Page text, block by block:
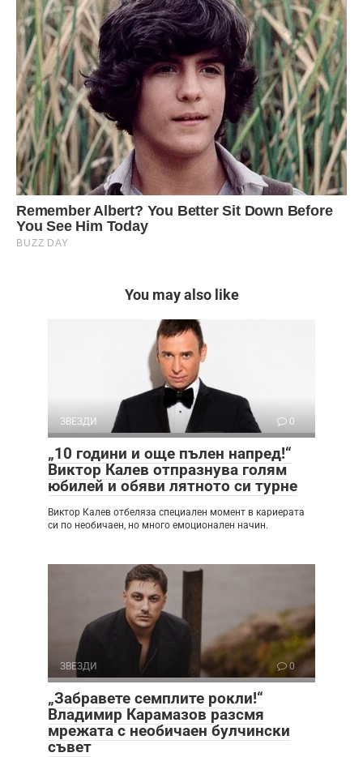
You may also like
ЗВЕЗДИ 0
„10 години и още пълен напред!“
Виктор Калев отпразнува голям
юбилей и обяви лятното си турне
Виктор Калев отбеляза специален момент в кариерата
си по необичаен, но много емоционален начин.
ЗВЕЗДИ 0
„Забравете семплите рокли!“
Владимир Карамазов разсмя
мрежата с необичаен булчински
съвет